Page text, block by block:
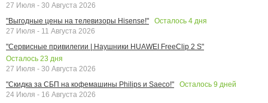
27 Июля - 30 Августа 2026
"Выгодные цены на телевизоры Hisense!"
Осталось 4 дня
27 Июля - 11 Августа 2026
"Сервисные привилегии | Наушники HUAWEI FreeClip 2 S"
Осталось 23 дня
27 Июля - 30 Августа 2026
"Скидка за СБП на кофемашины Philips и Saeco!"
Осталось 9 дней
24 Июля - 16 Августа 2026